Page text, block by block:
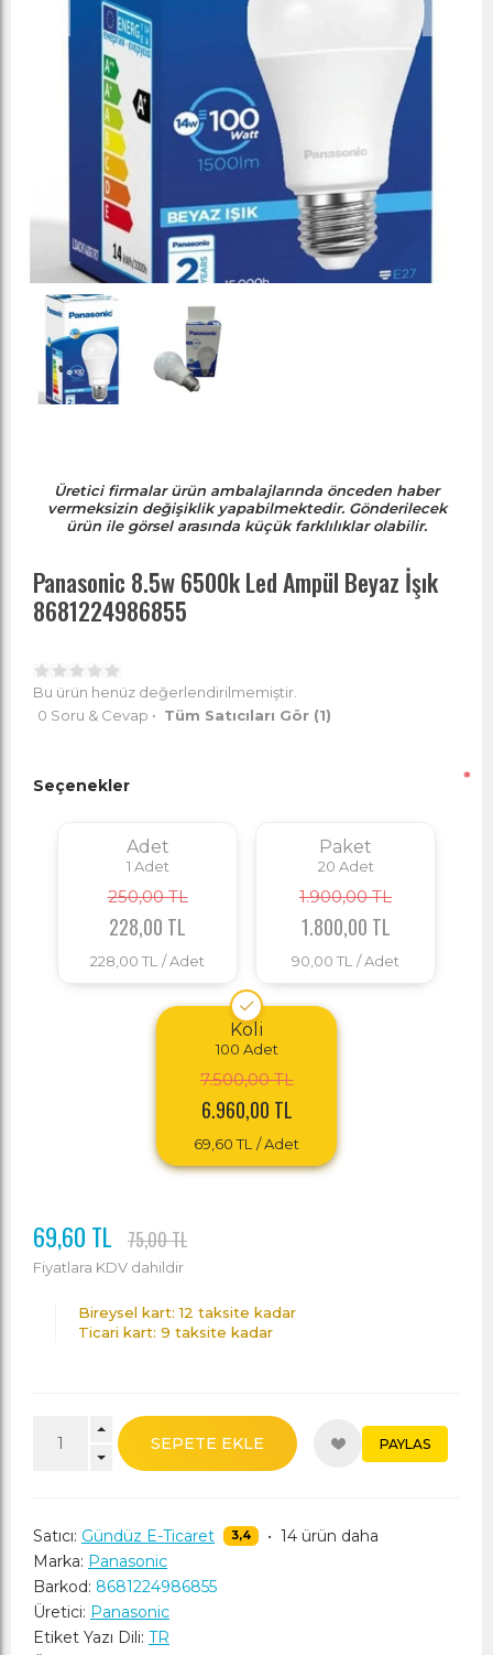
Üretici firmalar ürün ambalajlarında önceden haber
vermeksizin değişiklik yapabilmektedir. Gönderilecek
ürün ile görsel arasında küçük farklılıklar olabilir.
Panasonic 8.5w 6500k Led Ampül Beyaz İşık
8681224986855
Bu ürün henüz değerlendirilmemiştir.
0 Soru & Cevap • Tüm Satıcıları Gör (1)
Seçenekler *
Adet
1 Adet
250,00 TL
228,00 TL
228,00 TL / Adet
Paket
20 Adet
1.900,00 TL
1.800,00 TL
90,00 TL / Adet
Koli
100 Adet
7.500,00 TL
6.960,00 TL
69,60 TL / Adet
69,60 TL 75,00 TL
Fiyatlara KDV dahildir
Bireysel kart: 12 taksite kadar
Ticari kart: 9 taksite kadar
SEPETE EKLE PAYLAS
Satıcı: Gündüz E-Ticaret 3,4 • 14 ürün daha
Marka: Panasonic
Barkod: 8681224986855
Üretici: Panasonic
Etiket Yazı Dili: TR